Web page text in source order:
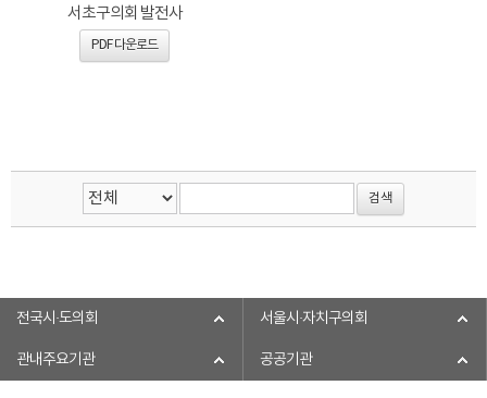
서초구의회 발전사
PDF 다운로드
전국시·도의회 서울시·자치구의회
관내주요기관 공공기관